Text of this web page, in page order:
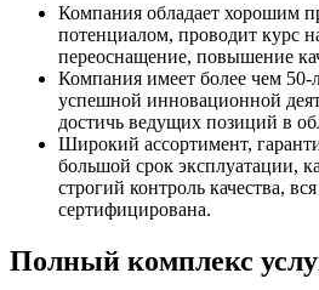
Компания обладает хорошим
потенциалом, проводит курс
переоснащение, повышение
Компания имеет более чем
успешной инновационной
достичь ведущих позиций в
Широкий ассортимент,
большой срок эксплуатации,
строгий контроль качества,
сертифицирована.
Полный комплекс